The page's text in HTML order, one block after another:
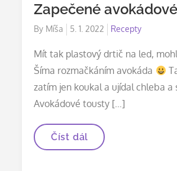
Zapečené
By Míša
Posted
5. 1. 2022 Recepty
Mít tak plastový drtič na led,
Šíma rozmačkáním avokáda
zatím jen koukal a ujídal chleba a
Avokádové tousty […]
Zapečené
avokádové
Číst dál